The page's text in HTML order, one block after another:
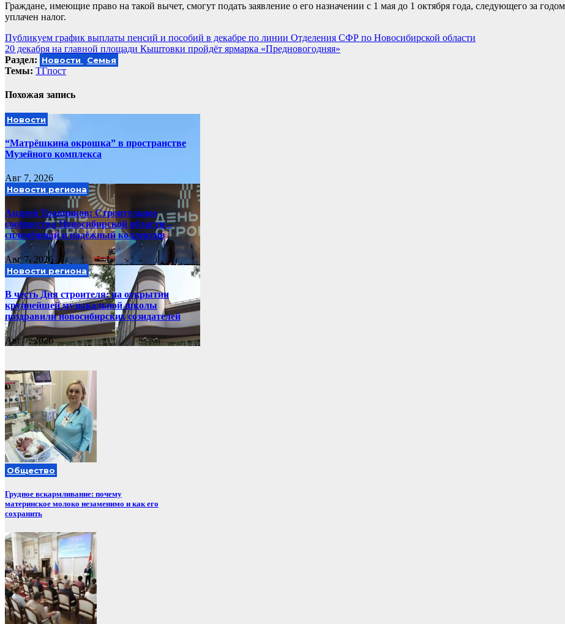
Граждане, имеющие право на такой вычет, смогут подать заявление о его назначении с 1 мая до 1 октября года, следующего за
уплачен налог.
Навигация
по
записям
Публикуем график выплаты пенсий и пособий в декабре по линии Отделения СФР по Новосибирской области
20 декабря на главной площади Кыштовки пройдёт ярмарка «Предновогодняя»
Раздел: Новости Семья
Темы: ТГпост
Похожая запись
Новости
“Матрёшкина окрошка” в пространстве
Музейного комплекса
Авг 7, 2026
Новости региона
Андрей Травников: Строительное
сообщество Новосибирской области –
сплочённый и надёжный коллектив
Авг 7, 2026
Новости региона
В честь Дня строителя: на открытии
крупнейшей музыкальной школы
поздравили новосибирских созидателей
Авг 7, 2026
Общество
Грудное вскармливание: почему
материнское молоко незаменимо и как его
сохранить